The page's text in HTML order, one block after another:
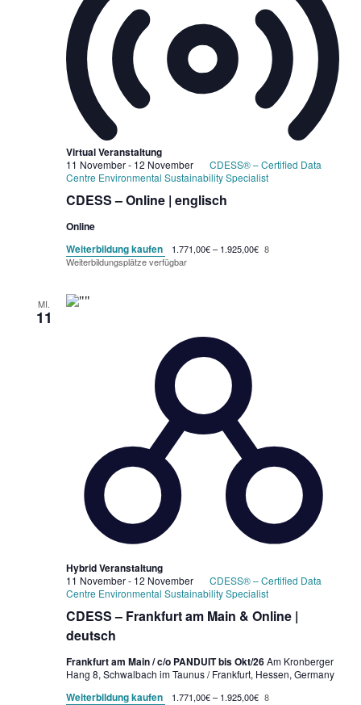
CDESS – Online | englisch
11 November- 12 November
CDESS® – Certified Data
Centre Environmental Sustainability Specialist
Online
Virtual Veranstaltung
Weiterbildung kaufen 1.771,00€ – 1.925,00€ 8
Weiterbildungsplätze verfügbar
MI.
11
CDESS – Frankfurt am Main & Online |
deutsch
11 November- 12 November
CDESS® – Certified Data
Centre Environmental Sustainability Specialist
Frankfurt am Main / c/o PANDUIT bis Okt/26Am Kronberger
Hang 8, Schwalbach im Taunus / Frankfurt, Hessen, Germany
Hybrid Veranstaltung
Weiterbildung kaufen 1.771,00€ – 1.925,00€ 8